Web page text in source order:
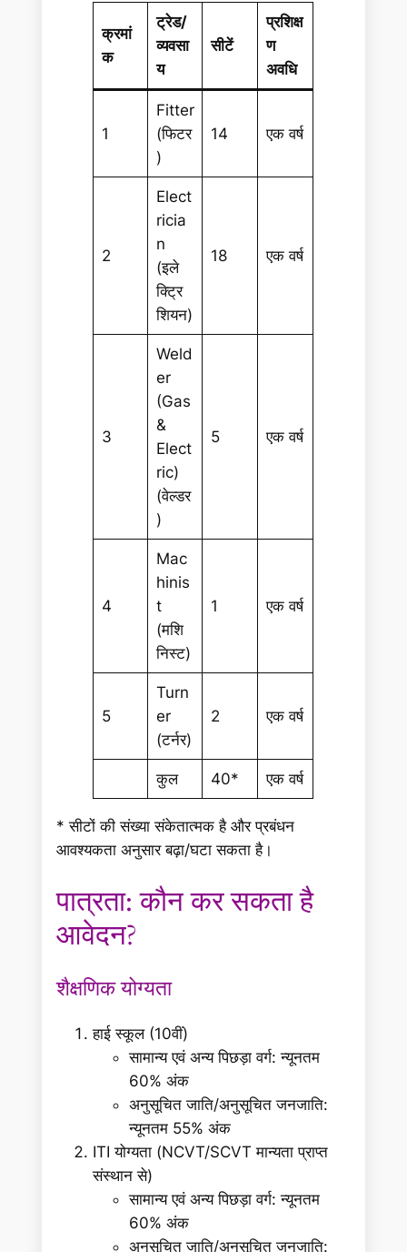
क्रमां
क
ट्रेड/
व्यवसा
य
सीटें
प्रशिक्ष
ण
अवधि
1
Fitter
(फिटर
)
14 एक वर्ष
2
Elect
ricia
n
(इले
क्ट्रि
शियन)
18 एक वर्ष
3
Weld
er
(Gas
&
Elect
ric)
(वेल्डर
)
5 एक वर्ष
4
Mac
hinis
t
(मशि
निस्ट)
1 एक वर्ष
5
Turn
er
(टर्नर)
2 एक वर्ष
कुल 40* एक वर्ष
* सीटों की संख्या संकेतात्मक है और प्रबंधन
आवश्यकता अनुसार बढ़ा/घटा सकता है।
पात्रता: कौन कर सकता है
आवेदन?
शैक्षणिक योग्यता
हाई स्कूल (10वीं)
सामान्य एवं अन्य पिछड़ा वर्ग: न्यूनतम
60% अंक
अनुसूचित जाति/अनुसूचित जनजाति:
न्यूनतम 55% अंक
ITI योग्यता (NCVT/SCVT मान्यता प्राप्त
संस्थान से)
सामान्य एवं अन्य पिछड़ा वर्ग: न्यूनतम
60% अंक
अनुसूचित जाति/अनुसूचित जनजाति: